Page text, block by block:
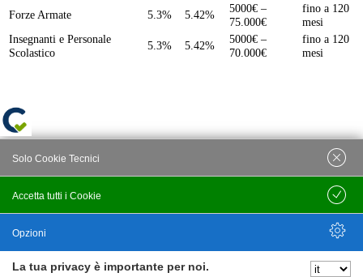
Forze Armate
5.3% 5.42%
5000€ –
75.000€
fino a 120
mesi
Insegnanti e Personale
Scolastico
5.3% 5.42%
5000€ –
70.000€
fino a 120
mesi
La tua privacy è importante per noi.
Accetta tutti i Cookie
Solo Cookie Tecnici
Salva
Opzioni
Nascondi Opzioni